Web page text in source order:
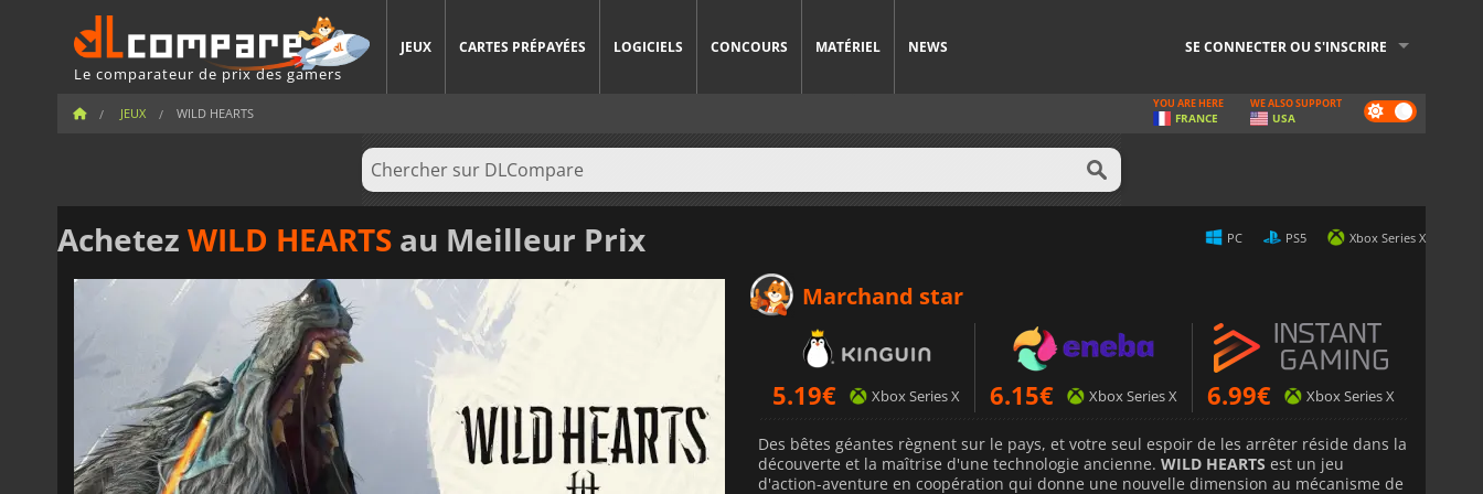
Le comparateur de prix des gamers
JEUX CARTES PRÉPAYÉES LOGICIELS CONCOURS MATÉRIEL NEWS SE CONNECTER OU S'INSCRIRE
JEUX WILD HEARTS Dark
mode
YOU ARE HERE
FRANCE
WE ALSO SUPPORT
USA
Achetez WILD HEARTS au Meilleur Prix PC PS5 Xbox Series X
Marchand star
5.19€ Xbox Series X 6.15€ Xbox Series X 6.99€ Xbox Series X
Des bêtes géantes règnent sur le pays, et votre seul espoir de les arrêter réside dans la
découverte et la maîtrise d'une technologie ancienne. WILD HEARTS est un jeu
d'action-aventure en coopération qui donne une nouvelle dimension au mécanisme de